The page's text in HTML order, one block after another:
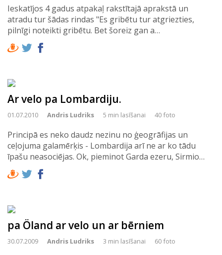
Ieskatījos 4 gadus atpakaļ rakstītajā aprakstā un
atradu tur šādas rindas "Es gribētu tur atgriezties,
pilnīgi noteikti gribētu. Bet šoreiz gan a…
Ar velo pa Lombardiju.
01.07.2010 Andris Ludriks 5 min lasīšanai 40 foto
Principā es neko daudz nezinu no ģeogrāfijas un
ceļojuma galamērķis - Lombardija arī ne ar ko tādu
īpašu neasociējas. Ok, pieminot Garda ezeru, Sirmio…
pa Öland ar velo un ar bērniem
30.07.2009 Andris Ludriks 3 min lasīšanai 60 foto